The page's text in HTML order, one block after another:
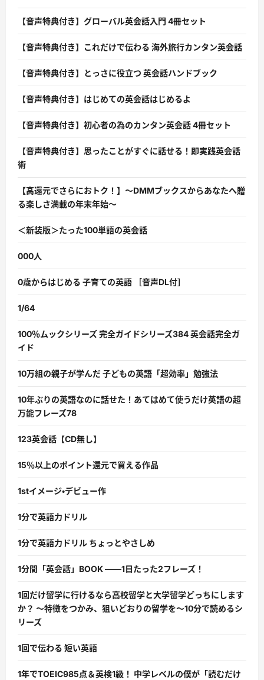
【音声特典付き】グローバル英会話入門 4冊セット
【音声特典付き】これだけで伝わる 海外旅行カンタン英会話
【音声特典付き】とっさに役立つ 英会話ハンドブック
【音声特典付き】はじめての英会話はじめるよ
【音声特典付き】初心者の為のカンタン英会話 4冊セット
【音声特典付き】思ったことがすぐに話せる！即実践英会話
術
【高還元でさらにおトク！】〜DMMブックスからあなたへ贈
る楽しさ満載の年末年始〜
＜新装版＞たった100単語の英会話
000人
0歳からはじめる 子育ての英語 ［音声DL付］
1/64
100％ムックシリーズ 完全ガイドシリーズ384 英会話完全ガ
イド
10万組の親子が学んだ 子どもの英語「超効率」勉強法
10年ぶりの英語なのに話せた！あてはめて使うだけ英語の超
万能フレーズ78
123英会話【CD無し】
15％以上のポイント還元で買える作品
1stイメージ・デビュー作
1分で英語力ドリル
1分で英語力ドリル ちょっとやさしめ
1分間「英会話」BOOK ――1日たった2フレーズ！
1回だけ留学に行けるなら高校留学と大学留学どっちにします
か？ 〜特徴をつかみ、狙いどおりの留学を〜10分で読めるシ
リーズ
1回で伝わる 短い英語
1年でTOEIC985点＆英検1級！ 中学レベルの僕が「読むだけ